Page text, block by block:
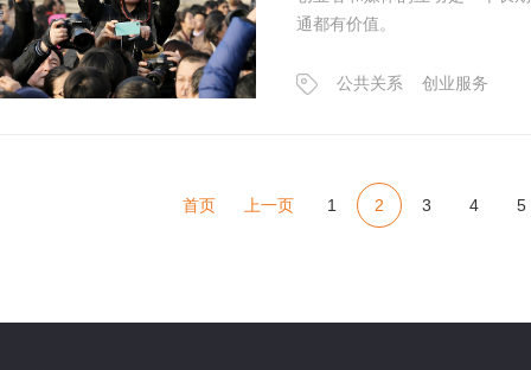
通都有价值。
公共关系 创业服务
首页 上一页 1 2 3 4 5